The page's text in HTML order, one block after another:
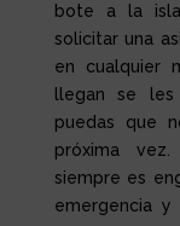
bote a la
solicitar una
en cualquier
llegan se
puedas que
próxima
siempre es
emergencia